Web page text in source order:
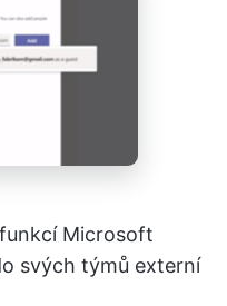
Microsoft
svých týmů externí